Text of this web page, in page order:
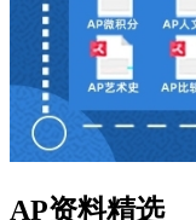
AP资料精选